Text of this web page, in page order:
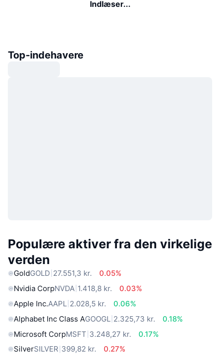
Indlæser...
Top-indehavere
Populære aktiver fra den virkelige
verden
GoldGOLD 27.551,3 kr.
0.05%
Nvidia CorpNVDA 1.418,8 kr.
0.03%
Apple Inc.AAPL 2.028,5 kr.
0.06%
Alphabet Inc Class AGOOGL 2.325,73 kr.
0.18%
Microsoft CorpMSFT 3.248,27 kr.
0.17%
SilverSILVER 399,82 kr.
0.27%